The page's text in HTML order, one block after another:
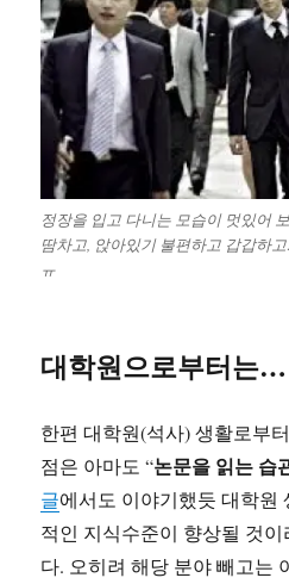
정장을 입고 다니는 모습이 멋있어
땀차고, 앉아있기 불편하고 갑갑하
ㅠ
대학원으로부터는…
한편 대학원(석사) 생활로부
점은 아마도 “논문을 읽는 습
글에서도 이야기했듯 대학원
적인 지식수준이 향상될 것
다. 오히려 해당 분야 빼고는